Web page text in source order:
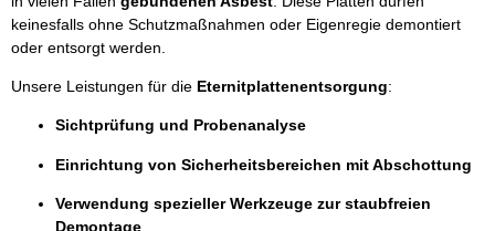
keinesfalls ohne Schutzmaßnahmen oder Eigenregie demontiert
oder entsorgt werden.
Unsere Leistungen für die Eternitplattenentsorgung:
Sichtprüfung und Probenanalyse
Einrichtung von Sicherheitsbereichen mit Abschottung
Verwendung spezieller Werkzeuge zur staubfreien
Demontage